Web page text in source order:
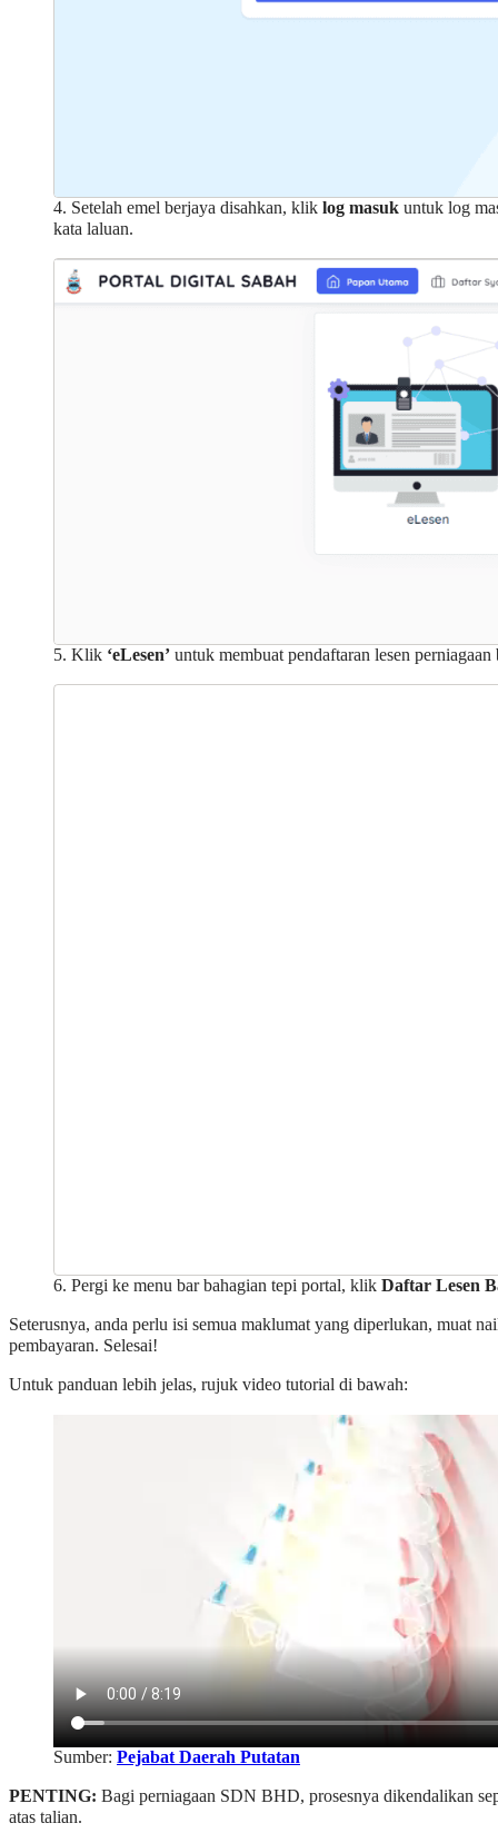
4. Setelah emel berjaya disahkan, klik log masuk untuk log
kata laluan.
5. Klik ‘eLesen’ untuk membuat pendaftaran lesen perniagaan
6. Pergi ke menu bar bahagian tepi portal, klik Daftar Lesen
Seterusnya, anda perlu isi semua maklumat yang diperlukan, muat
pembayaran. Selesai!
Untuk panduan lebih jelas, rujuk video tutorial di bawah:
Sumber: Pejabat Daerah Putatan
PENTING: Bagi perniagaan SDN BHD, prosesnya dikendalikan
atas talian.